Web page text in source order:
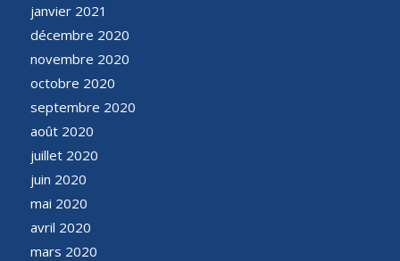
janvier 2021
décembre 2020
novembre 2020
octobre 2020
septembre 2020
août 2020
juillet 2020
juin 2020
mai 2020
avril 2020
mars 2020